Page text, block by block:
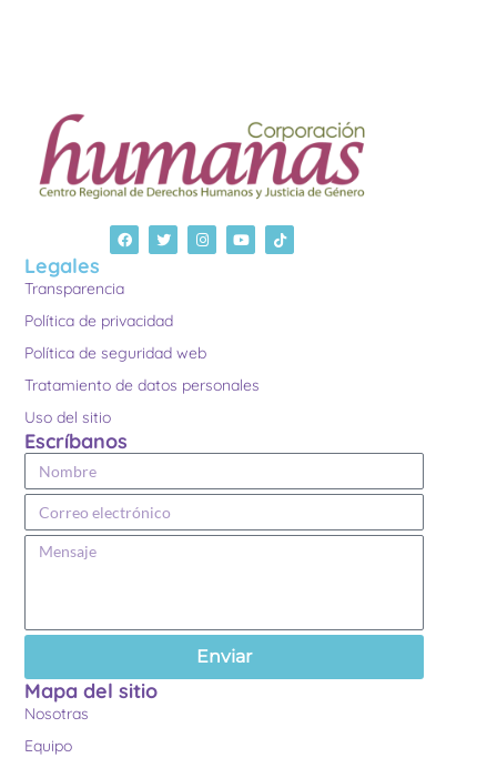
Legales
Transparencia
Política de privacidad
Política de seguridad web
Tratamiento de datos personales
Uso del sitio
Escríbanos
Enviar
Mapa del sitio
Nosotras
Equipo